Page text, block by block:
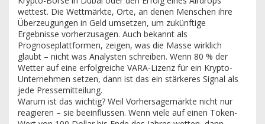
wettest. Die Wettmärkte, Orte, an denen Menschen ihre
Überzeugungen in Geld umsetzen, um zukünftige
Ergebnisse vorherzusagen. Auch bekannt als
Prognoseplattformen, zeigen, was die Masse wirklich
glaubt – nicht was Analysten schreiben. Wenn 80 % der
Wetter auf eine erfolgreiche VARA-Lizenz für ein Krypto-
Unternehmen setzen, dann ist das ein stärkeres Signal als
jede Pressemitteilung.
Warum ist das wichtig? Weil Vorhersagemärkte nicht nur
reagieren – sie beeinflussen. Wenn viele auf einen Token-